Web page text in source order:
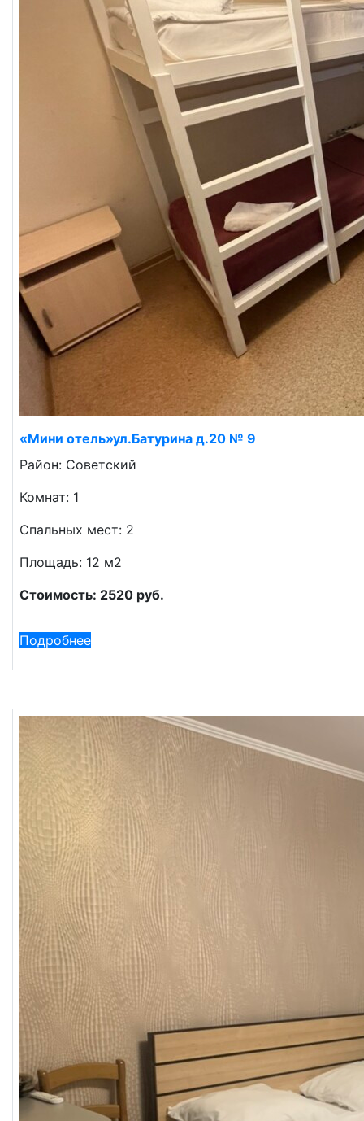
«Мини отель»ул.Батурина д.20 № 9
Район: Советский
Комнат: 1
Спальных мест: 2
Площадь: 12 м2
Стоимость: 2520 руб.
Подробнее